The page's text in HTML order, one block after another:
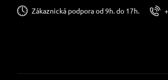
Zákaznická podpora od 9h. do 17h.